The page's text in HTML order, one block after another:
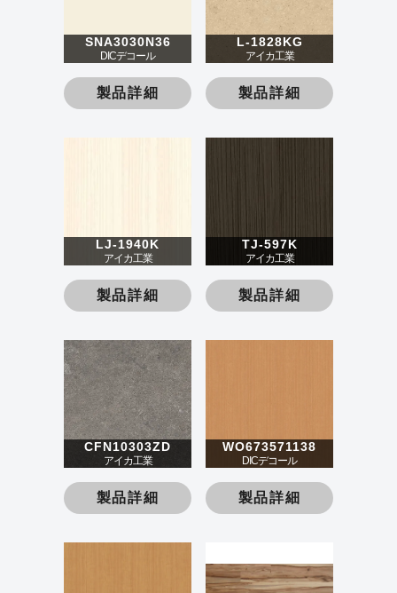
SNA3030N36
DICデコール
製品詳細
L-1828KG
アイカ工業
製品詳細
LJ-1940K
アイカ工業
製品詳細
TJ-597K
アイカ工業
製品詳細
CFN10303ZD
アイカ工業
製品詳細
WO673571138
DICデコール
製品詳細